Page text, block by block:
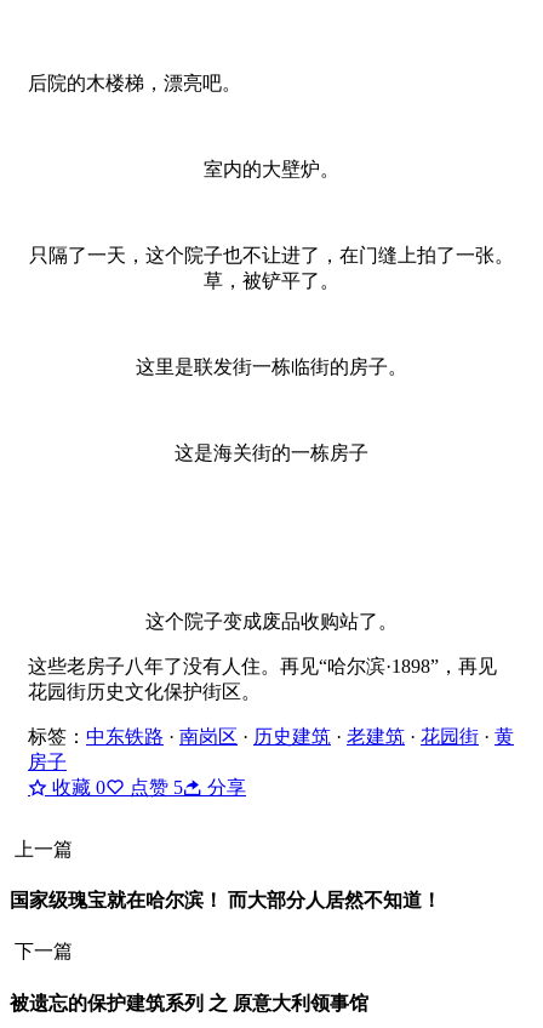
后院的木楼梯，漂亮吧。
室内的大壁炉。
只隔了一天，这个院子也不让进了，在门缝上拍了一张。
草，被铲平了。
这里是联发街一栋临街的房子。
这是海关街的一栋房子
这个院子变成废品收购站了。
这些老房子八年了没有人住。再见“哈尔滨·1898”，再见
花园街历史文化保护街区。
标签： 中东铁路 · 南岗区 · 历史建筑 · 老建筑 · 花园街 · 黄
房子
收藏 0 点赞 5 分享
上一篇
国家级瑰宝就在哈尔滨！ 而大部分人居然不知道！
下一篇
被遗忘的保护建筑系列 之 原意大利领事馆